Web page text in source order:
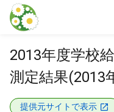
本文に飛ぶ
2013年度学校
測定結果(2013
提供元サイトで表示